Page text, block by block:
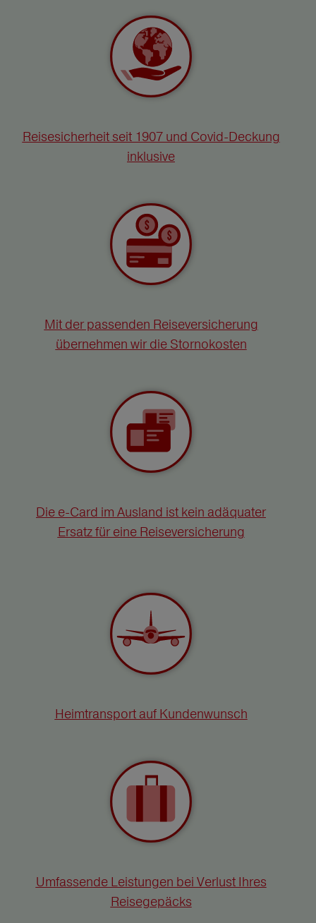
Reisesicherheit seit 1907 und Covid-Deckung
inklusive
Mit der passenden Reiseversicherung
übernehmen wir die Stornokosten
Die e-Card im Ausland ist kein adäquater
Ersatz für eine Reiseversicherung
Heimtransport auf Kundenwunsch
Umfassende Leistungen bei Verlust Ihres
Reisegepäcks